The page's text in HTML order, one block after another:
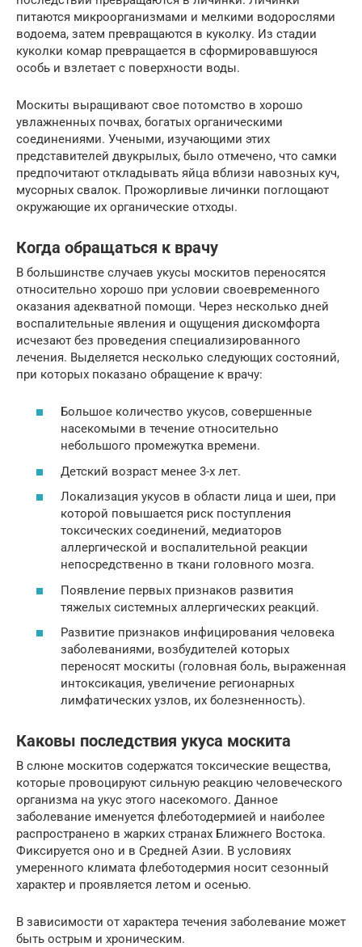
питаются микроорганизмами и мелкими водорослями
водоема, затем превращаются в куколку. Из стадии
куколки комар превращается в сформировавшуюся
особь и взлетает с поверхности воды.
Москиты выращивают свое потомство в хорошо
увлажненных почвах, богатых органическими
соединениями. Учеными, изучающими этих
представителей двукрылых, было отмечено, что самки
предпочитают откладывать яйца вблизи навозных куч,
мусорных свалок. Прожорливые личинки поглощают
окружающие их органические отходы.
Когда обращаться к врачу
В большинстве случаев укусы москитов переносятся
относительно хорошо при условии своевременного
оказания адекватной помощи. Через несколько дней
воспалительные явления и ощущения дискомфорта
исчезают без проведения специализированного
лечения. Выделяется несколько следующих состояний,
при которых показано обращение к врачу:
Большое количество укусов, совершенные
насекомыми в течение относительно
небольшого промежутка времени.
Детский возраст менее 3-х лет.
Локализация укусов в области лица и шеи, при
которой повышается риск поступления
токсических соединений, медиаторов
аллергической и воспалительной реакции
непосредственно в ткани головного мозга.
Появление первых признаков развития
тяжелых системных аллергических реакций.
Развитие признаков инфицирования человека
заболеваниями, возбудителей которых
переносят москиты (головная боль, выраженная
интоксикация, увеличение регионарных
лимфатических узлов, их болезненность).
Каковы последствия укуса москита
В слюне москитов содержатся токсические вещества,
которые провоцируют сильную реакцию человеческого
организма на укус этого насекомого. Данное
заболевание именуется флеботодермией и наиболее
распространено в жарких странах Ближнего Востока.
Фиксируется оно и в Средней Азии. В условиях
умеренного климата флеботодермия носит сезонный
характер и проявляется летом и осенью.
В зависимости от характера течения заболевание может
быть острым и хроническим.